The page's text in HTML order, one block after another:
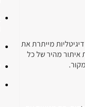
מייתרת את
איתור מהיר של כל